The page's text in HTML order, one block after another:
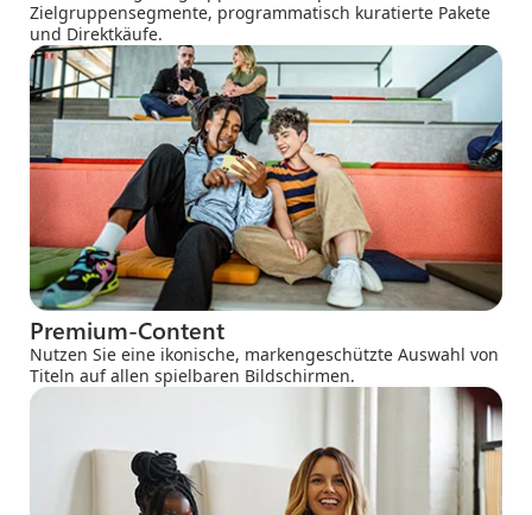
Zielgruppensegmente, programmatisch kuratierte Pakete
und Direktkäufe.
Premium-Content
Nutzen Sie eine ikonische, markengeschützte Auswahl von
Titeln auf allen spielbaren Bildschirmen​.